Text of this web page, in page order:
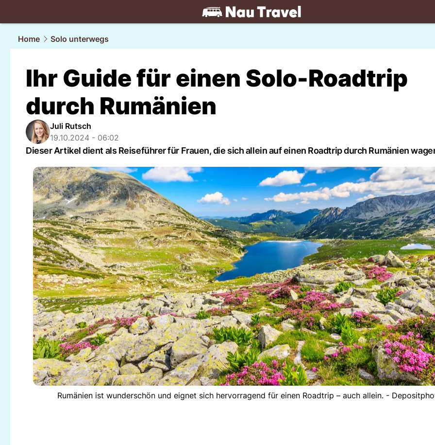
travel.NAU.ch
Home
Solo unterwegs
Ihr Guide für einen Solo-Roadtrip
durch Rumänien
Juli Rutsch
19.10.2024 - 06:02
Dieser Artikel dient als Reiseführer für Frauen, die sich allein auf einen Roadtrip durch Rumänien
Rumänien ist wunderschön und eignet sich hervorragend für einen Roadtrip – auch allein. -